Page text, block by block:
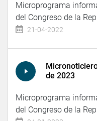
Microprograma
del Congreso de la
21-04-2022
de 2023
Microprograma
del Congreso de la